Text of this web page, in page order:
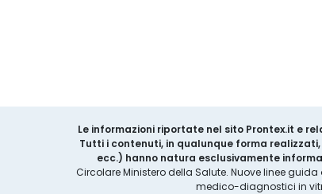
Le informazioni riportate nel sito Prontex.it e
Tutti i contenuti, in qualunque forma
ecc.) hanno natura esclusivamente
Circolare Ministero della Salute. Nuove linee
medico-diagnostici in